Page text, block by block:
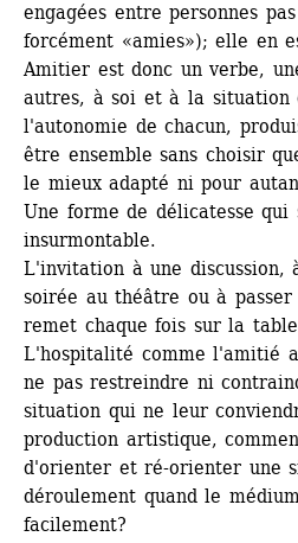
engagées entre personnes
forcément «amies»); elle en
Amitier est donc un verbe,
autres, à soi et à la situation
l'autonomie de chacun,
être ensemble sans choisir
le mieux adapté ni pour
Une forme de délicatesse
insurmontable.
L'invitation à une
soirée au théâtre ou à
remet chaque fois sur la
L'hospitalité comme l'amitié
ne pas restreindre ni
situation qui ne leur
production artistique,
d'orienter et ré-orienter une
déroulement quand le
facilement?